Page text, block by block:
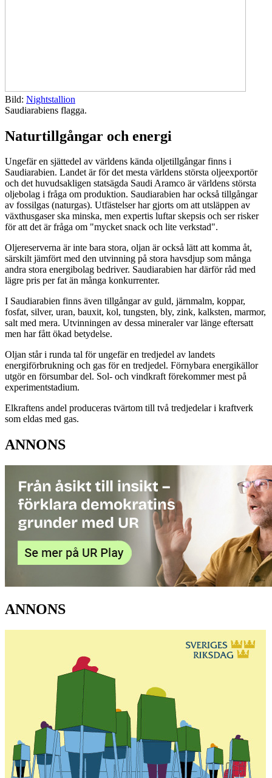
Bild: Nightstallion
Saudiarabiens flagga.
Naturtillgångar och energi
Ungefär en sjättedel av världens kända oljetillgångar finns i
Saudiarabien. Landet är för det mesta världens största oljeexportör
och det huvudsakligen statsägda Saudi Aramco är världens största
oljebolag i fråga om produktion. Saudiarabien har också tillgångar
av fossilgas (naturgas). Utfästelser har gjorts om att utsläppen av
växthusgaser ska minska, men expertis luftar skepsis och ser risker
för att det är fråga om "mycket snack och lite verkstad".
Oljereserverna är inte bara stora, oljan är också lätt att komma åt,
särskilt jämfört med den utvinning på stora havsdjup som många
andra stora energibolag bedriver. Saudiarabien har därför råd med
lägre pris per fat än många konkurrenter.
I Saudiarabien finns även tillgångar av guld, järnmalm, koppar,
fosfat, silver, uran, bauxit, kol, tungsten, bly, zink, kalksten, marmor,
salt med mera. Utvinningen av dessa mineraler var länge eftersatt
men har fått ökad betydelse.
Oljan står i runda tal för ungefär en tredjedel av landets
energiförbrukning och gas för en tredjedel. Förnybara energikällor
utgör en försumbar del. Sol- och vindkraft förekommer mest på
experimentstadium.
Elkraftens andel produceras tvärtom till två tredjedelar i kraftverk
som eldas med gas.
ANNONS
ANNONS